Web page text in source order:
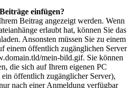
einfügen?
Beitrag angezeigt werden. Wenn
erlaubt hat, können Sie das
Ansonsten müssen Sie zu einem
einem öffentlich zugänglichen Server
mein-bild.gif. Sie können
die sich auf Ihrem eigenen PC
ein öffentlich zugänglicher Server),
nach einer Anmeldung verfügbar